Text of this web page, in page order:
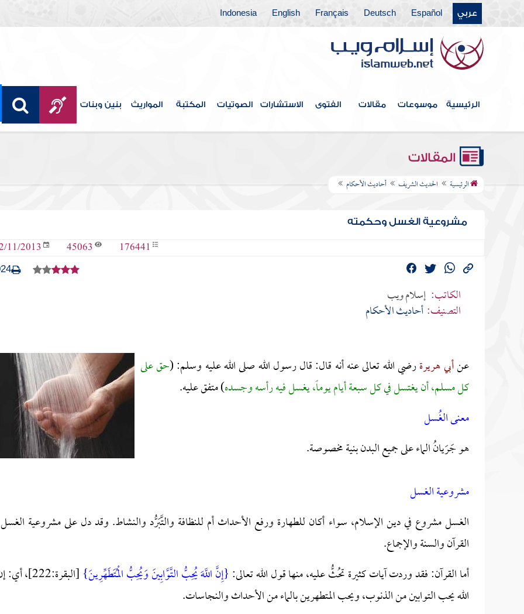
عربي Español
Deutsch
Français
English
Indonesia
الرئيسية موسوعات مقالات الفتوى الاستشارات الصوتيات المكتبة المواريث بنين وبنات
المقالات
الرئيسية الحديث الشريف أحاديث الأحكام
مشروعية الغسل وحكمته
176441
45063
11/2013
الكاتب: إسلام ويب
التصنيف:أحاديث الأحكام
عنأبي هريرةرضي الله تعالى عنه أنه قال: قال رسول الله صلى الله عليه وسلم: (حق على
كل مسلم، أن يغتسل في كل سبعة أيام يوماً، يغسل فيه رأسه وجسده) متفق عليه.
معنى الغُسل
هو جَرَيانُ الماء على جميع البدن بنية مخصوصة.
مشروعية الغسل
الغسل مشروع في دين الإسلام، سواء أكان للطهارة ورفع الأحداث أم للنظافة والتَّبَرُّد والنشاط. وقد دل على مشروعية
القرآن والسنة والإجماع.
أما القرآن:فقد وردت آيات كثيرة تحُثُّ عليه، منها قول الله تعالى: {إِنَّ اللَّهَ يُحِبُّ التَّوَّابِينَ وَيُحِبُّ الْمُتَطَهِّرِينَ}
[البقرة:222]،
الله يحب التوابين من الذنوب، ويحب المتطهرين بالماء من الأحداث والنجاسات.